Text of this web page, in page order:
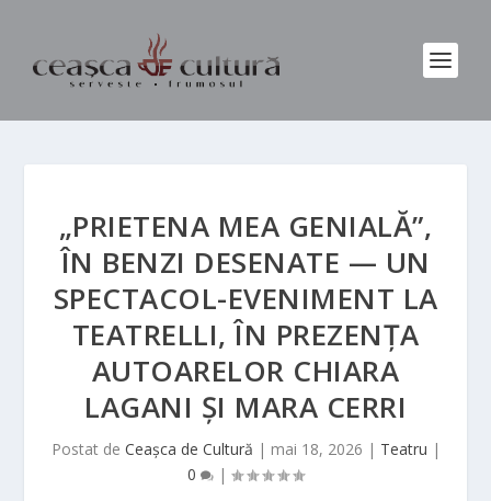
„PRIETENA MEA GENIALĂ”,
ÎN BENZI DESENATE — UN
SPECTACOL-EVENIMENT LA
TEATRELLI, ÎN PREZENȚA
AUTOARELOR CHIARA
LAGANI ȘI MARA CERRI
Postat de Ceașca de Cultură | mai 18, 2026 | Teatru |
0
|